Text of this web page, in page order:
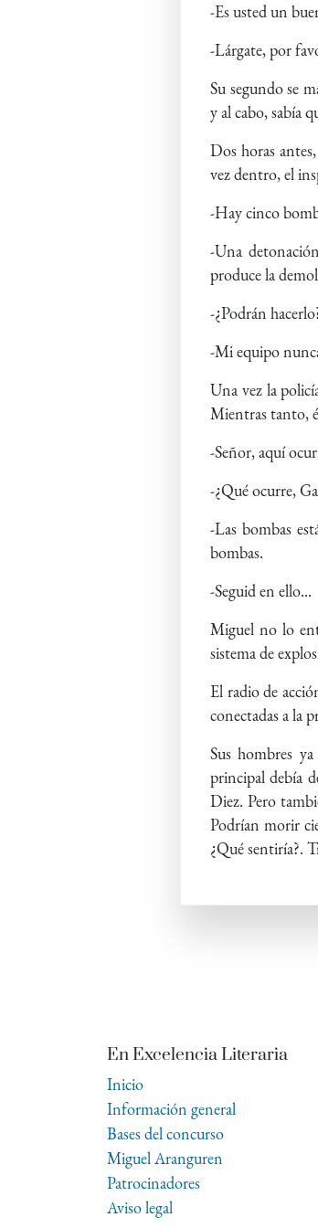
-Es usted un
-Lárgate, por
Su segundo se
y al cabo, sabía
Dos horas
vez dentro, el
-Hay cinco
-Una
produce la
-¿Podrán
-Mi equipo
Una vez la
Mientras tanto,
-Señor, aquí
-¿Qué ocurre,
-Las bombas
bombas.
-Seguid en ello...
Miguel no lo
sistema de
El radio de
conectadas a la
Sus hombres
principal debía
Diez. Pero
Podrían morir
¿Qué sentiría?.
En Excelencia Literaria
Inicio
Información general
Bases del concurso
Miguel Aranguren
Patrocinadores
Aviso legal